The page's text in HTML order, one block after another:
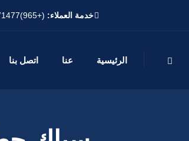
خدمة العملاء: (+965)97371477
الرئيسية عنا اتصل بنا